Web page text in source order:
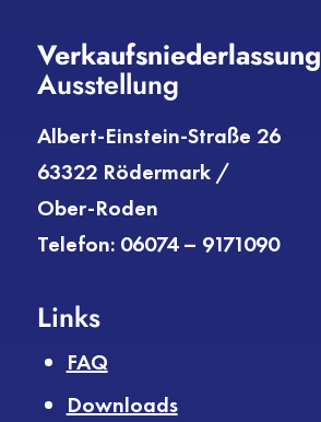
Verkaufs­niederlassung
Ausstellung
Albert-Einstein-Straße 26
63322 Rödermark /
Ober-Roden
Telefon: 06074 – 9171090
Links
FAQ
Downloads